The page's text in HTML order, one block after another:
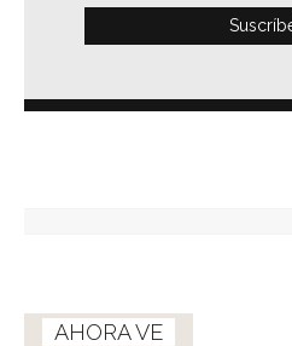
AHORA VE